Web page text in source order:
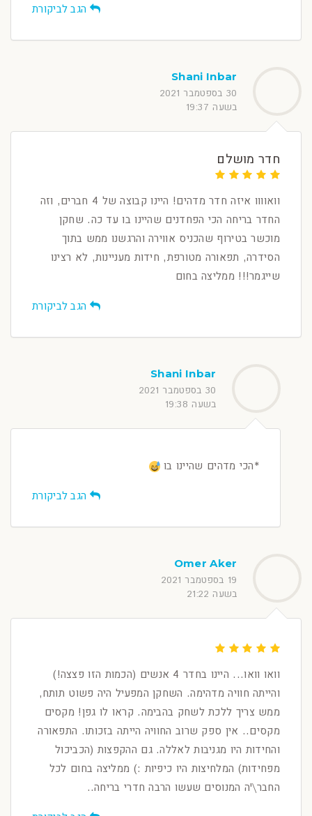
הגב לביקורת
Shani Inbar
30 בספטמבר 2021
בשעה 19:37
חדר מושלם
וואוווו איזה חדר מדהים! היינו קבוצה של 4 חברים, וזה
החדר בריחה הכי הפחדנים שהיינו בו עד כה. שחקן
מוכשר בטירוף שהכניס אווירה והרגשנו ממש בתוך
הסידרה, תפאורה מטורפת, חידות מעניינות, לא רצינו
שייגמר!!! ממליצה בחום
הגב לביקורת
Shani Inbar
30 בספטמבר 2021
בשעה 19:38
*הכי מדהים שהיינו בו
הגב לביקורת
Omer Aker
19 בספטמבר 2021
בשעה 21:22
וואו וואו... היינו בחדר 4 אנשים (הכמות הזו פצצה!)
והייתה חוויה מדהימה. השחקן המפעיל היה פשוט תותח,
ממש צריך ללכת לשחק בהבימה. קראו לו גפן! מקסים
מקסים.. אין ספק שרוב החוויה הייתה בזכותו. התפאורה
והחידות היו מגניבות לאללה. גם ההקפצות (הכביכול
מפחידות) המלחיצות היו כיפיות :) ממליצה בחום לכל
החבר\'ה המנוסים שעשו הרבה חדרי בריחה..